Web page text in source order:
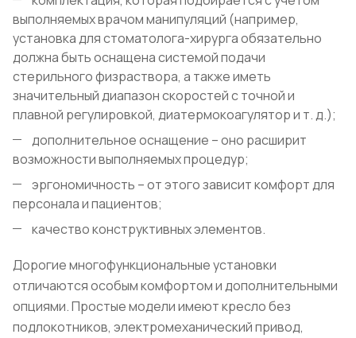
выполняемых врачом манипуляций (например,
установка для стоматолога-хирурга обязательно
должна быть оснащена системой подачи
стерильного физраствора, а также иметь
значительный диапазон скоростей с точной и
плавной регулировкой, диатермокоагулятор и т. д.);
дополнительное оснащение – оно расширит
возможности выполняемых процедур;
эргономичность – от этого зависит комфорт для
персонала и пациентов;
качество конструктивных элементов.
Дорогие многофункциональные установки
отличаются особым комфортом и дополнительными
опциями. Простые модели имеют кресло без
подлокотников, электромеханический привод,